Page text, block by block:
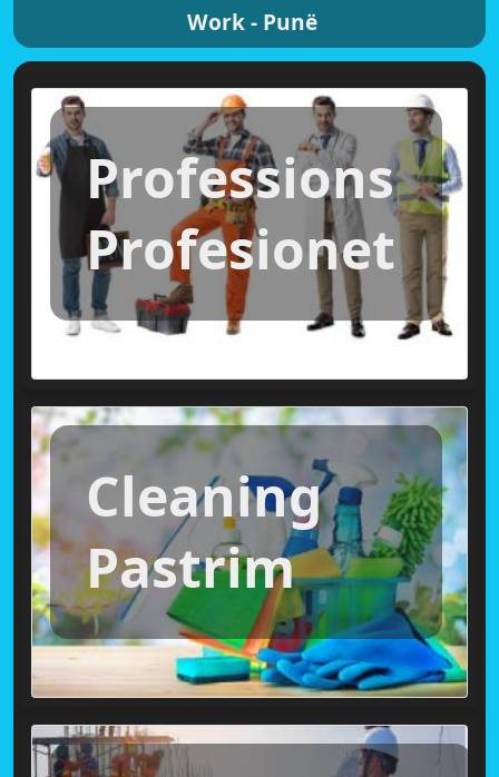
Work - Punë
Professions
Profesionet
Cleaning
Pastrim